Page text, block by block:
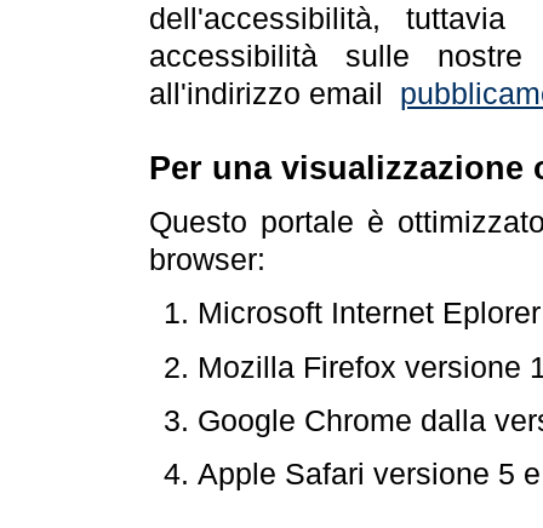
dell'accessibilità,
accessibilità sulle
all'indirizzo email
Per una visualizzazione
Questo portale è
browser:
Microsoft Internet
Mozilla Firefox versione
Google Chrome dalla
Apple Safari versione 5